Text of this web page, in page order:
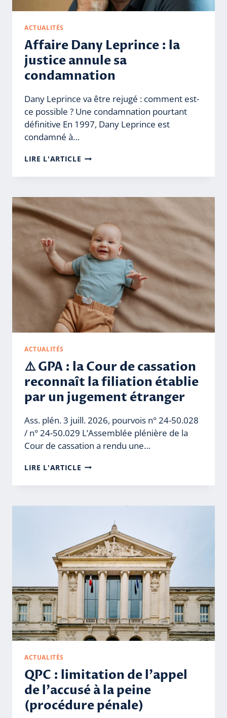
ACTUALITÉS
Affaire Dany Leprince : la
justice annule sa
condamnation
Dany Leprince va être rejugé : comment est-
ce possible ? Une condamnation pourtant
définitive En 1997, Dany Leprince est
condamné à…
LIRE L'ARTICLE AFFAIRE
LEPRINCE
LA
JUSTICE
SA
CONDAMNATION
ACTUALITÉS
⚠️ GPA : la Cour de cassation
reconnaît la filiation établie
par un jugement étranger
Ass. plén. 3 juill. 2026, pourvois n° 24-50.028
/ n° 24-50.029 L’Assemblée plénière de la
Cour de cassation a rendu une…
LIRE L'ARTICLE ⚠️
:
COUR
CASSATION
RECONNAÎT
LA
FILIATION
ÉTABLIE
PAR
UN
JUGEMENT
ACTUALITÉS
QPC : limitation de l’appel
de l’accusé à la peine
(procédure pénale)